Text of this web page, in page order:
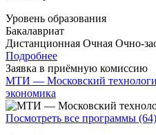
Уровень образования
Бакалавриат
Дистанционная Очная Очно-
Подробнее
Заявка в приёмную комиссию
МТИ — Московский
экономика
Посмотреть все программы (64)